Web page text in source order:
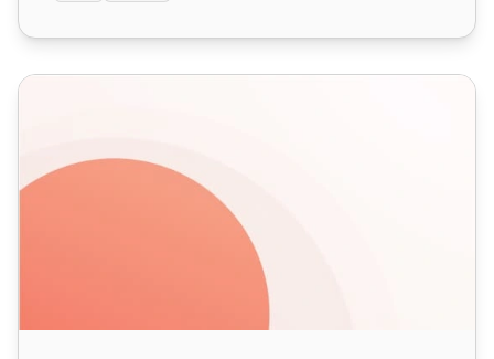
Guide för kunduppskattning: hur man säger tack på 19 sätt